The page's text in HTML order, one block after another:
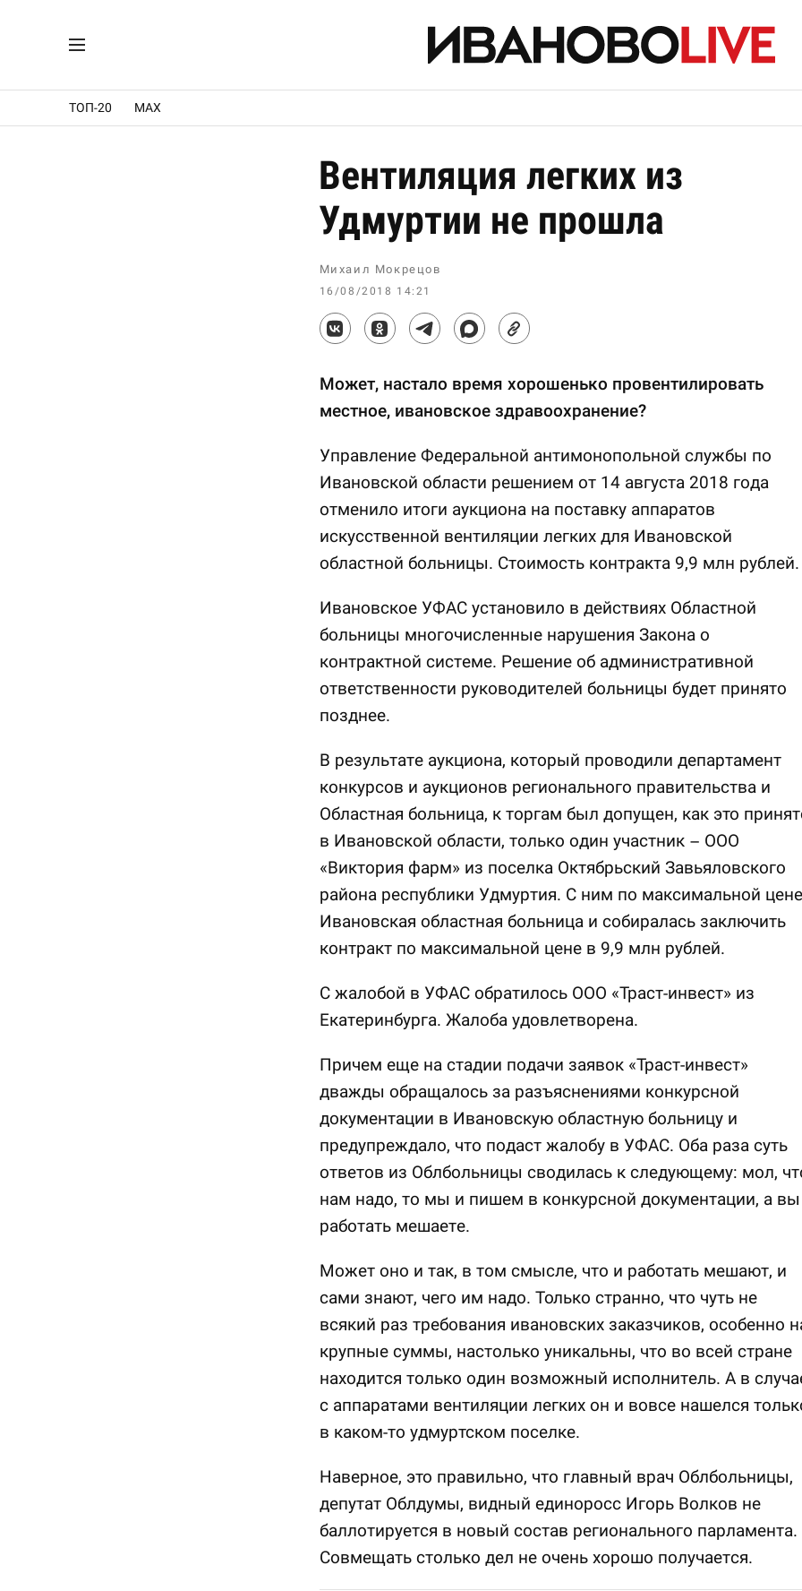
ТОП-20 MAX
Вентиляция легких из
Удмуртии не прошла
Михаил Мокрецов
16/08/2018 14:21
Может, настало время хорошенько провентилировать
местное, ивановское здравоохранение?
Управление Федеральной антимонопольной службы по
Ивановской области решением от 14 августа 2018 года
отменило итоги аукциона на поставку аппаратов
искусственной вентиляции легких для Ивановской
областной больницы. Стоимость контракта 9,9 млн рублей.
Ивановское УФАС установило в действиях Областной
больницы многочисленные нарушения Закона о
контрактной системе. Решение об административной
ответственности руководителей больницы будет принято
позднее.
В результате аукциона, который проводили департамент
конкурсов и аукционов регионального правительства и
Областная больница, к торгам был допущен, как это
в Ивановской области, только один участник – ООО
«Виктория фарм» из поселка Октябрьский Завьяловского
района республики Удмуртия. С ним по максимальной цене
Ивановская областная больница и собиралась заключить
контракт по максимальной цене в 9,9 млн рублей.
С жалобой в УФАС обратилось ООО «Траст-инвест» из
Екатеринбурга. Жалоба удовлетворена.
Причем еще на стадии подачи заявок «Траст-инвест»
дважды обращалось за разъяснениями конкурсной
документации в Ивановскую областную больницу и
предупреждало, что подаст жалобу в УФАС. Оба раза суть
ответов из Облбольницы сводилась к следующему: мол,
нам надо, то мы и пишем в конкурсной документации, а вы
работать мешаете.
Может оно и так, в том смысле, что и работать мешают, и
сами знают, чего им надо. Только странно, что чуть не
всякий раз требования ивановских заказчиков, особенно
крупные суммы, настолько уникальны, что во всей стране
находится только один возможный исполнитель. А в
с аппаратами вентиляции легких он и вовсе нашелся
в каком-то удмуртском поселке.
Наверное, это правильно, что главный врач Облбольницы,
депутат Облдумы, видный единоросс Игорь Волков не
баллотируется в новый состав регионального парламента.
Совмещать столько дел не очень хорошо получается.